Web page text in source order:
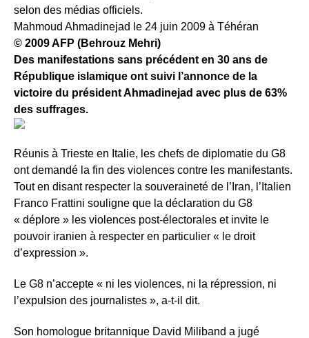
selon des médias officiels.
Mahmoud Ahmadinejad le 24 juin 2009 à Téhéran
© 2009 AFP (Behrouz Mehri)
Des manifestations sans précédent en 30 ans de
République islamique ont suivi l’annonce de la
victoire du président Ahmadinejad avec plus de 63%
des suffrages.
Réunis à Trieste en Italie, les chefs de diplomatie du G8
ont demandé la fin des violences contre les manifestants.
Tout en disant respecter la souveraineté de l’Iran, l’Italien
Franco Frattini souligne que la déclaration du G8
« déplore » les violences post-électorales et invite le
pouvoir iranien à respecter en particulier « le droit
d’expression ».
Le G8 n’accepte « ni les violences, ni la répression, ni
l’expulsion des journalistes », a-t-il dit.
Son homologue britannique David Miliband a jugé